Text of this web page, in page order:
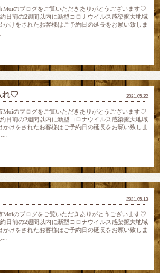
Moiのブログをご覧いただきありがとうございます♡
日前の2週間以内に新型コロナウイルス感染拡大地域
かけをされたお客様はご予約日の延長をお願い致しま
2021.05.22
れ♡
Moiのブログをご覧いただきありがとうございます♡
日前の2週間以内に新型コロナウイルス感染拡大地域
かけをされたお客様はご予約日の延長をお願い致しま
2021.05.13
Moiのブログをご覧いただきありがとうございます♡
日前の2週間以内に新型コロナウイルス感染拡大地域
かけをされたお客様はご予約日の延長をお願い致しま